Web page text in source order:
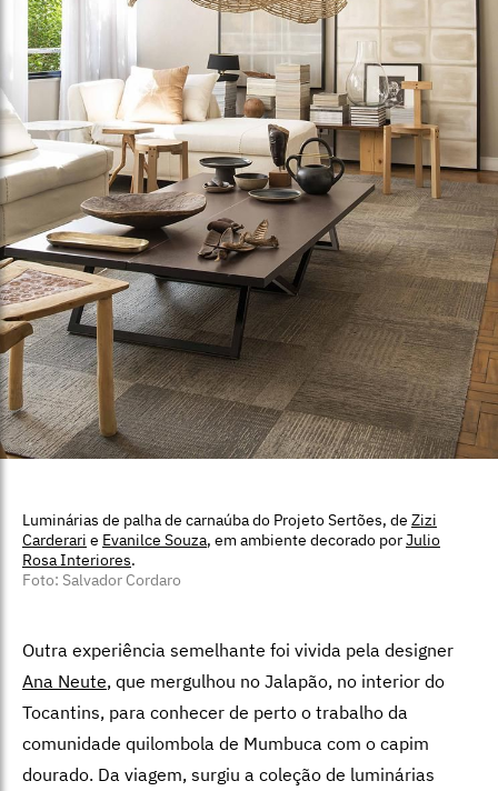
Luminárias de palha de carnaúba do Projeto Sertões, de Zizi
Carderari e Evanilce Souza, em ambiente decorado porJulio
Rosa Interiores.
Foto: Salvador Cordaro
Outra experiência semelhante foi vivida pela designer
Ana Neute, que mergulhou no Jalapão, no interior do
Tocantins, para conhecer de perto o trabalho da
comunidade quilombola de Mumbuca com o capim
dourado. Da viagem, surgiu a coleção de luminárias